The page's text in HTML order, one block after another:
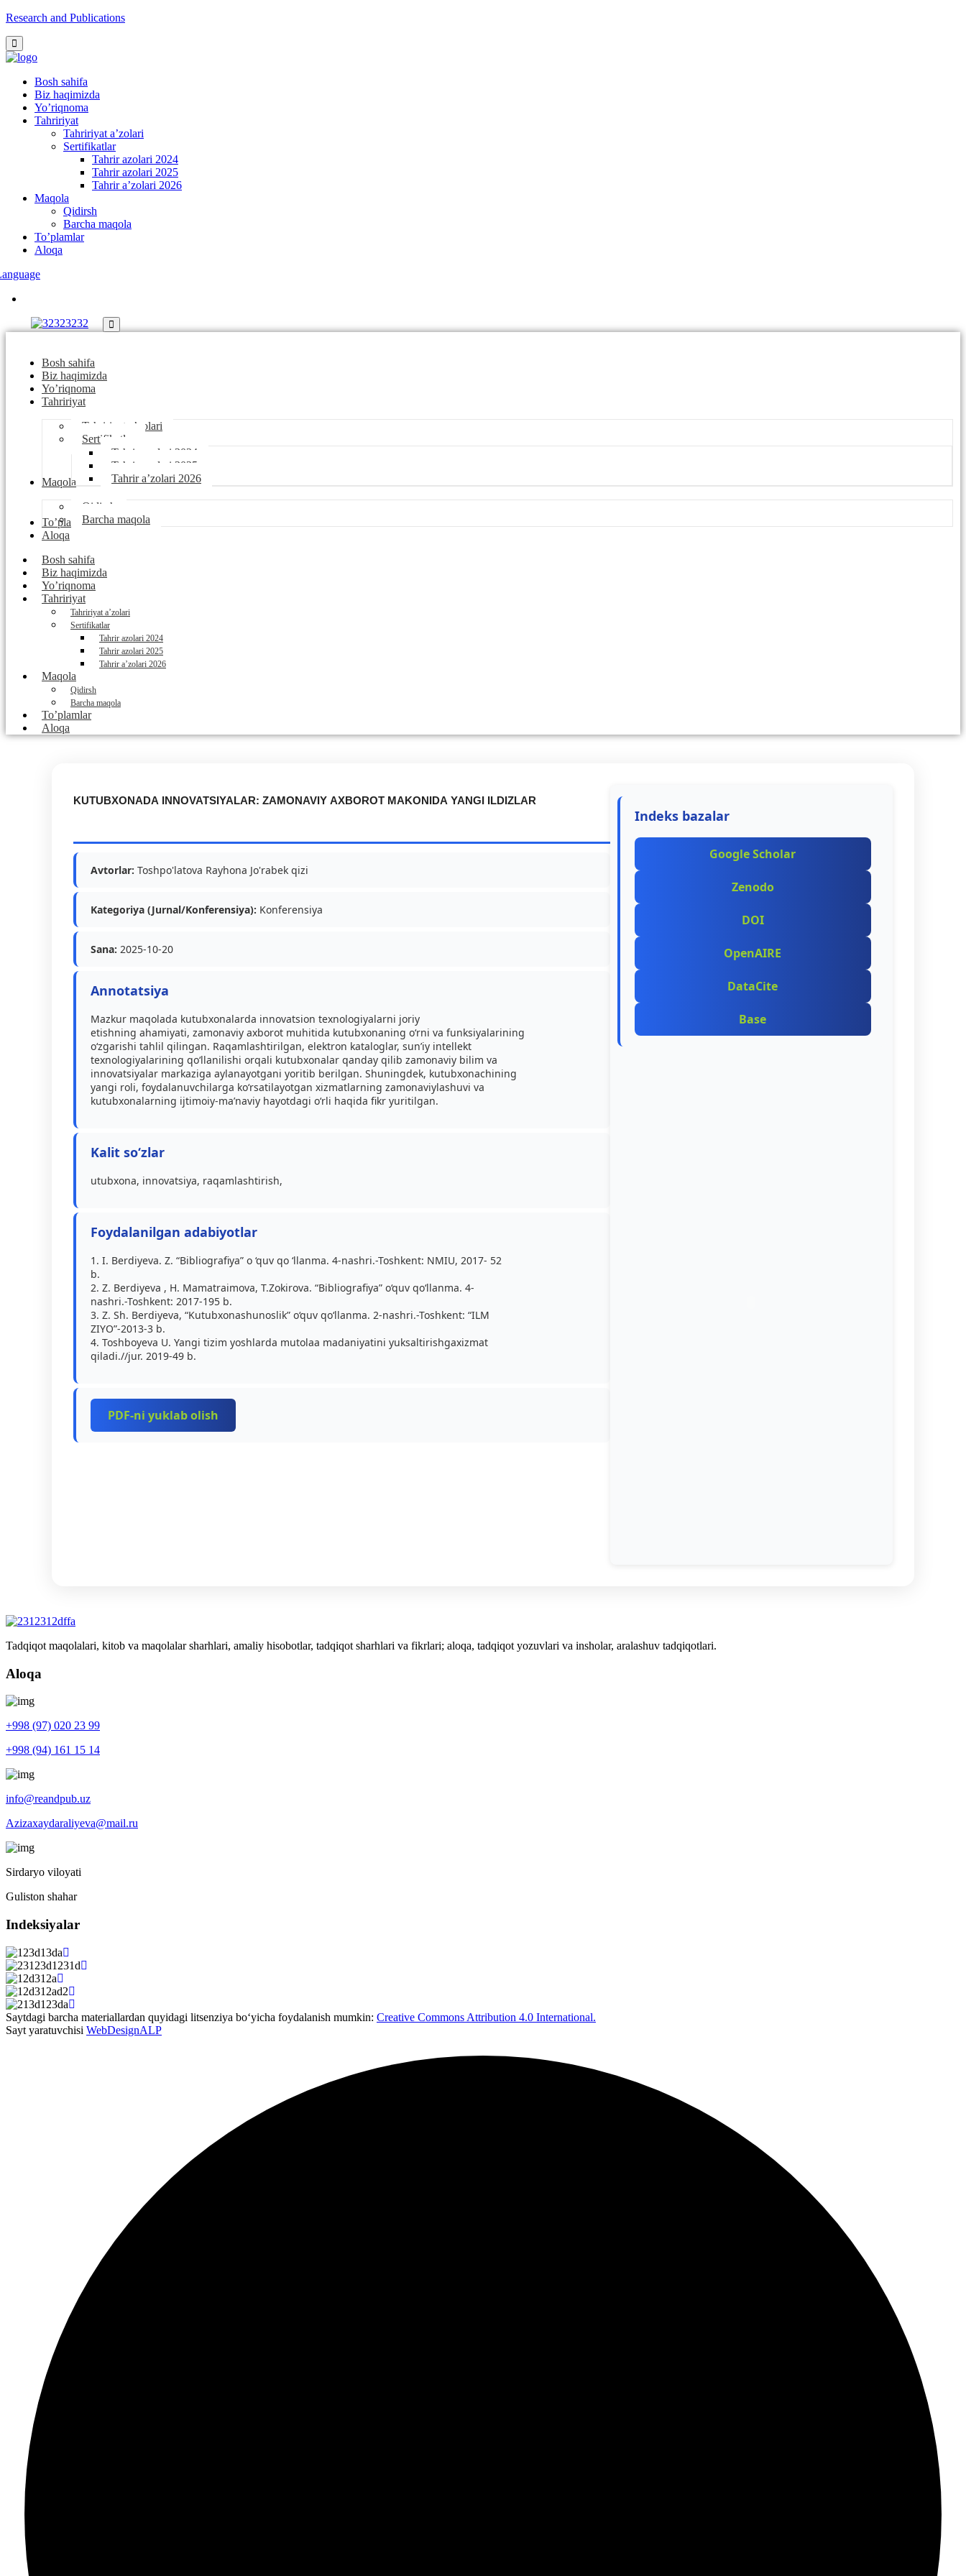
Research and Publications
Bosh sahifa
Biz haqimizda
Yo’riqnoma
Tahririyat
Tahririyat a’zolari
Sertifikatlar
Tahrir azolari 2024
Tahrir azolari 2025
Tahrir a’zolari 2026
Maqola
Qidirsh
Barcha maqola
To’plamlar
Aloqa
Bosh sahifa
Biz haqimizda
Yo’riqnoma
Tahririyat
Tahririyat a’zolari
Sertifikatlar
Tahrir azolari 2024
Tahrir azolari 2025
Tahrir a’zolari 2026
Maqola
Qidirsh
Barcha maqola
To’plamlar
Aloqa
Bosh sahifa
Biz haqimizda
Yo’riqnoma
Tahririyat
Tahririyat a’zolari
Sertifikatlar
Tahrir azolari 2024
Tahrir azolari 2025
Tahrir a’zolari 2026
Maqola
Qidirsh
Barcha maqola
To’plamlar
Aloqa
KUTUBXONADA INNOVATSIYALAR: ZAMONAVIY AXBOROT MAKONIDA YANGI ILDIZLAR
Avtorlar: Toshpo'latova Rayhona Jo'rabek qizi
Kategoriya (Jurnal/Konferensiya): Konferensiya
Sana: 2025-10-20
Annotatsiya
Mazkur maqolada kutubxonalarda innovatsion texnologiyalarni joriy
etishning ahamiyati, zamonaviy axborot muhitida kutubxonaning o‘rni va funksiyalarining
o‘zgarishi tahlil qilingan. Raqamlashtirilgan, elektron kataloglar, sun’iy intellekt
texnologiyalarining qo‘llanilishi orqali kutubxonalar qanday qilib zamonaviy bilim va
innovatsiyalar markaziga aylanayotgani yoritib berilgan. Shuningdek, kutubxonachining
yangi roli, foydalanuvchilarga ko‘rsatilayotgan xizmatlarning zamonaviylashuvi va
kutubxonalarning ijtimoiy-ma’naviy hayotdagi o‘rli haqida fikr yuritilgan.
Kalit so‘zlar
utubxona, innovatsiya, raqamlashtirish,
Foydalanilgan adabiyotlar
1. I. Berdiyeva. Z. “Bibliografiya” o ‘quv qo ‘llanma. 4-nashri.-Toshkent: NMIU, 2017- 52
b.
2. Z. Berdiyeva , H. Mamatraimova, T.Zokirova. “Bibliografiya” o‘quv qo‘llanma. 4-
nashri.-Toshkent: 2017-195 b.
3. Z. Sh. Berdiyeva, “Kutubxonashunoslik” o‘quv qo‘llanma. 2-nashri.-Toshkent: “ILM
ZIYO”-2013-3 b.
4. Toshboyeva U. Yangi tizim yoshlarda mutolaa madaniyatini yuksaltirishgaxizmat
qiladi.//jur. 2019-49 b.
PDF-ni yuklab olish
Indeks bazalar
Google Scholar
Zenodo
DOI
OpenAIRE
DataCite
Base
Tadqiqot maqolalari, kitob va maqolalar sharhlari, amaliy hisobotlar, tadqiqot sharhlari va fikrlari; aloqa, tadqiqot yozuvlari va insholar, aralashuv tadqiqotlari.
Aloqa
+998 (97) 020 23 99
+998 (94) 161 15 14
info@reandpub.uz
Azizaxaydaraliyeva@mail.ru
Sirdaryo viloyati
Guliston shahar
Indeksiyalar
Saytdagi barcha materiallardan quyidagi litsenziya bo‘yicha foydalanish mumkin: Creative Commons Attribution 4.0 International.
Sayt yaratuvchisi WebDesignALP